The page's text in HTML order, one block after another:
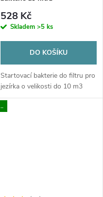
528 Kč
Skladem >5 ks
DO KOŠÍKU
Startovací bakterie do filtru pro
jezírka o velikosti do 10 m3
..